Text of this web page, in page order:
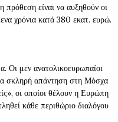
πρόθεση είναι να αυξηθούν οι
χρόνια κατά 380 εκατ. ευρώ.
Οι μεν ανατολικοευρωπαίοι
σκληρή απάντηση στη Μόσχα
οι οποίοι θέλουν η Ευρώπη
κάθε περιθώριο διαλόγου